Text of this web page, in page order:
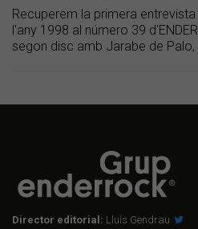
Recuperem la primera
l'any 1998 al número 39
segon disc amb Jarabe de Palo,
Director editorial: Lluís Gendrau